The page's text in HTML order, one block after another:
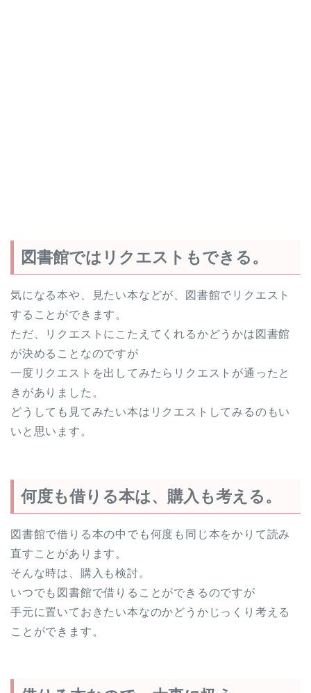
図書館ではリクエストもできる。
気になる本や、見たい本などが、図書館でリクエスト
することができます。
ただ、リクエストにこたえてくれるかどうかは図書館
が決めることなのですが
一度リクエストを出してみたらリクエストが通ったと
きがありました。
どうしても見てみたい本はリクエストしてみるのもい
いと思います。
何度も借りる本は、購入も考える。
図書館で借りる本の中でも何度も同じ本をかりて読み
直すことがあります。
そんな時は、購入も検討。
いつでも図書館で借りることができるのですが
手元に置いておきたい本なのかどうかじっくり考える
ことができます。